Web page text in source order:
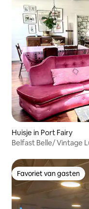
Huisje in Port Fairy
Belfast Belle/ Vintage
Favoriet van gasten
Favoriet van gasten